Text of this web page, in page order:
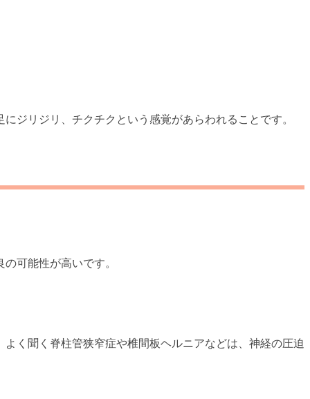
ジリジリ、チクチクという感覚があらわれることです。
可能性が高いです。
く聞く脊柱管狭窄症や椎間板ヘルニアなどは、神経の圧迫